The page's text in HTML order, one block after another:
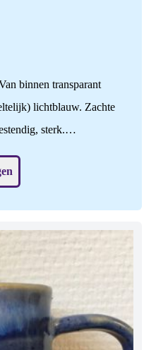
lichtblauw. Zachte
sterk.
br: 8 cm.